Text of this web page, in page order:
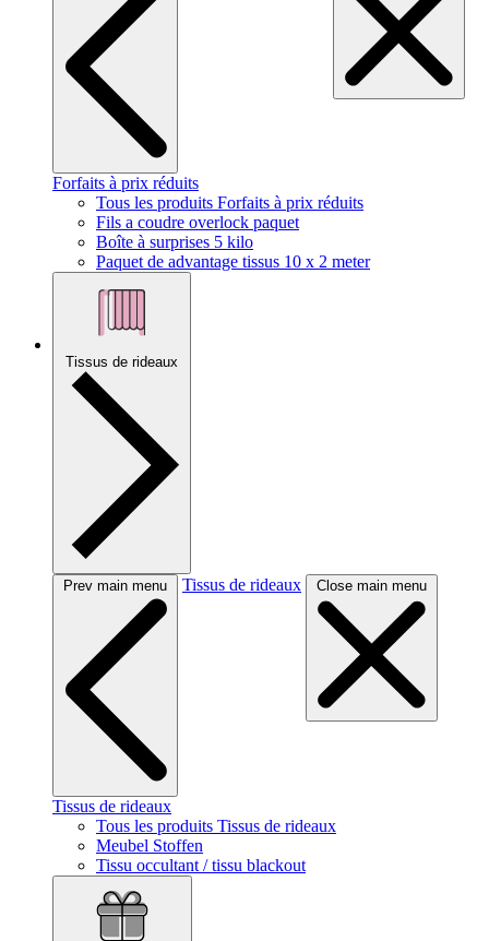
Forfaits à prix réduits
Tous les produits Forfaits à prix réduits
Fils a coudre overlock paquet
Boîte à surprises 5 kilo
Paquet de advantage tissus 10 x 2 meter
Tissus de rideaux
Prev main menu Tissus de rideaux Close main menu
Tissus de rideaux
Tous les produits Tissus de rideaux
Meubel Stoffen
Tissu occultant / tissu blackout